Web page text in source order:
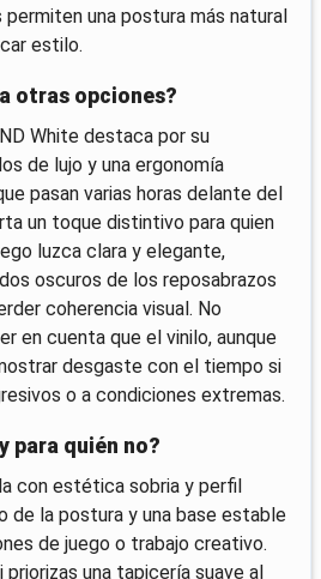
una postura más natural
estilo.
otras opciones?
White destaca por su
de lujo y una ergonomía
pasan varias horas delante del
un toque distintivo para quien
luzca clara y elegante,
oscuros de los reposabrazos
coherencia visual. No
en cuenta que el vinilo, aunque
desgaste con el tiempo si
o a condiciones extremas.
para quién no?
con estética sobria y perfil
de la postura y una base estable
de juego o trabajo creativo.
priorizas una tapicería suave al